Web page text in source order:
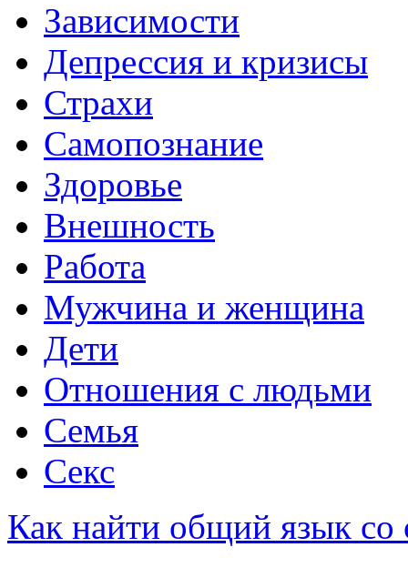
Зависимости
Депрессия и кризисы
Страхи
Самопознание
Здоровье
Внешность
Работа
Мужчина и женщина
Дети
Отношения с людьми
Семья
Секс
Как найти общий язык со